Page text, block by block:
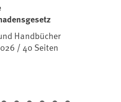
Handbücher
/ 40 Seiten